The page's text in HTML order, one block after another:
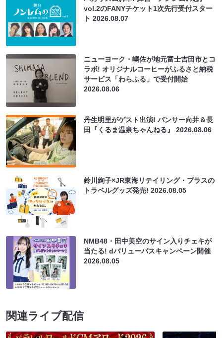
vol.2のFANYチケット1次先行受付スター
ト2026.08.07
ニューヨーク・嶋佐が地元富士吉田市とコ
ラボ! オリジナルコーヒーがふるさと納税
サービス「わらふる」で受付開始
2026.08.06
丹生明里がゲスト出演! パンサー向井＆長
田『くるま温泉ちゃんねる』2026.08.06
鈴川絢子×JR東海リテイリング・プラスの
トラベルグッズ発売!2026.08.05
NMB48・田中美空のサイン入りチェキが
当たる! dバリューパスキャンペーン開催
2026.08.05
関連ライブ配信